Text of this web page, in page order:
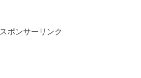
スポンサーリンク